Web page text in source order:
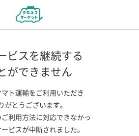
ビスを継続する
ができません
ト運輸をご利用いただき
がとうございます。
利用方法に対応できなかっ
ビスが中断されました。